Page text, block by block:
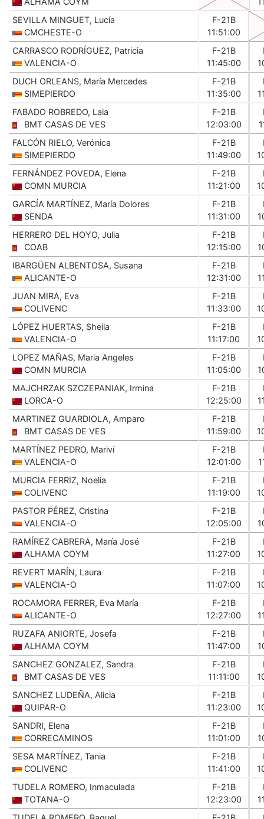
SEVILLA MINGUET, Lucía
CMCHESTE-O
F-21B
11:51:00
CARRASCO RODRÍGUEZ, Patricia
VALENCIA-O
F-21B
11:45:00
DUCH ORLEANS, María Mercedes
SIMEPIERDO
F-21B
11:35:00
FABADO ROBREDO, Laia
BMT CASAS DE VES
F-21B
12:03:00
FALCÓN RIELO, Verónica
SIMEPIERDO
F-21B
11:49:00
FERNÁNDEZ POVEDA, Elena
COMN MURCIA
F-21B
11:21:00
GARCÍA MARTÍNEZ, María Dolores
SENDA
F-21B
11:31:00
HERRERO DEL HOYO, Julia
COAB
F-21B
12:15:00
IBARGÜEN ALBENTOSA, Susana
ALICANTE-O
F-21B
12:31:00
JUAN MIRA, Eva
COLIVENC
F-21B
11:33:00
LÓPEZ HUERTAS, Sheila
VALENCIA-O
F-21B
11:17:00
LOPEZ MAÑAS, Maria Angeles
COMN MURCIA
F-21B
11:05:00
MAJCHRZAK SZCZEPANIAK, Irmina
LORCA-O
F-21B
12:25:00
MARTINEZ GUARDIOLA, Amparo
BMT CASAS DE VES
F-21B
11:59:00
MARTÍNEZ PEDRO, Mariví
VALENCIA-O
F-21B
12:01:00
MURCIA FERRIZ, Noelia
COLIVENC
F-21B
11:19:00
PASTOR PÉREZ, Cristina
VALENCIA-O
F-21B
12:05:00
RAMÍREZ CABRERA, María José
ALHAMA COYM
F-21B
11:27:00
REVERT MARÍN, Laura
VALENCIA-O
F-21B
11:07:00
ROCAMORA FERRER, Eva María
ALICANTE-O
F-21B
12:27:00
RUZAFA ANIORTE, Josefa
ALHAMA COYM
F-21B
11:47:00
SANCHEZ GONZALEZ, Sandra
BMT CASAS DE VES
F-21B
11:11:00
SANCHEZ LUDEÑA, Alicia
QUIPAR-O
F-21B
11:23:00
SANDRI, Elena
CORRECAMINOS
F-21B
11:01:00
SESA MARTÍNEZ, Tania
COLIVENC
F-21B
11:41:00
TUDELA ROMERO, Inmaculada
TOTANA-O
F-21B
12:23:00